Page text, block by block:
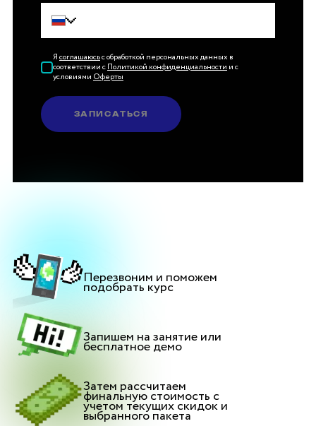
Ясоглашаюсьс обработкой персональных данных в
соответствии сПолитикой конфиденциальности и с
условиями Оферты
ЗАПИСАТЬСЯ
Перезвоним и поможем
подобрать курс
Запишем на занятие или
бесплатное демо
Затем рассчитаем
финальную стоимость с
учетом текущих скидок и
выбранного пакета